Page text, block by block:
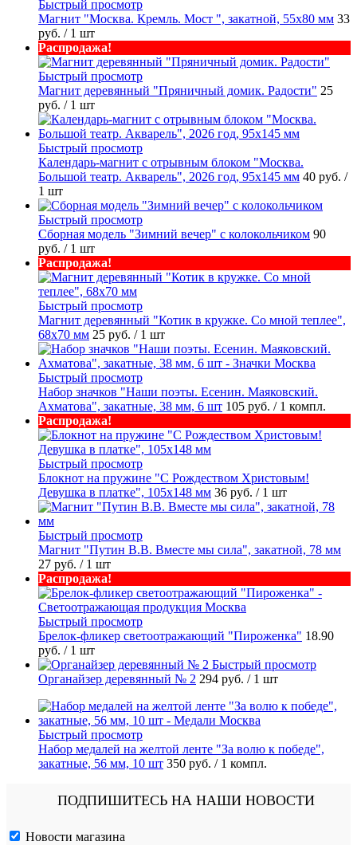
Быстрый просмотр
Магнит "Москва. Кремль. Мост ", закатной, 55х80 мм 33
руб. / 1 шт
Распродажа!
Быстрый просмотр
Магнит деревянный "Пряничный домик. Радости" 25
руб. / 1 шт
Быстрый просмотр
Календарь-магнит с отрывным блоком "Москва.
Большой театр. Акварель", 2026 год, 95х145 мм 40 руб. /
1 шт
Быстрый просмотр
Сборная модель "Зимний вечер" с колокольчиком 90
руб. / 1 шт
Распродажа!
Быстрый просмотр
Магнит деревянный "Котик в кружке. Со мной теплее",
68х70 мм 25 руб. / 1 шт
Быстрый просмотр
Набор значков "Наши поэты. Есенин. Маяковский.
Ахматова", закатные, 38 мм, 6 шт 105 руб. / 1 компл.
Распродажа!
Быстрый просмотр
Блокнот на пружине "С Рождеством Христовым!
Девушка в платке", 105х148 мм 36 руб. / 1 шт
Быстрый просмотр
Магнит "Путин В.В. Вместе мы сила", закатной, 78 мм
27 руб. / 1 шт
Распродажа!
Быстрый просмотр
Брелок-фликер светоотражающий "Пироженка" 18.90
руб. / 1 шт
Быстрый просмотр
Органайзер деревянный № 2 294 руб. / 1 шт
Быстрый просмотр
Набор медалей на желтой ленте "За волю к победе",
закатные, 56 мм, 10 шт 350 руб. / 1 компл.
ПОДПИШИТЕСЬ НА НАШИ НОВОСТИ
Новости магазина